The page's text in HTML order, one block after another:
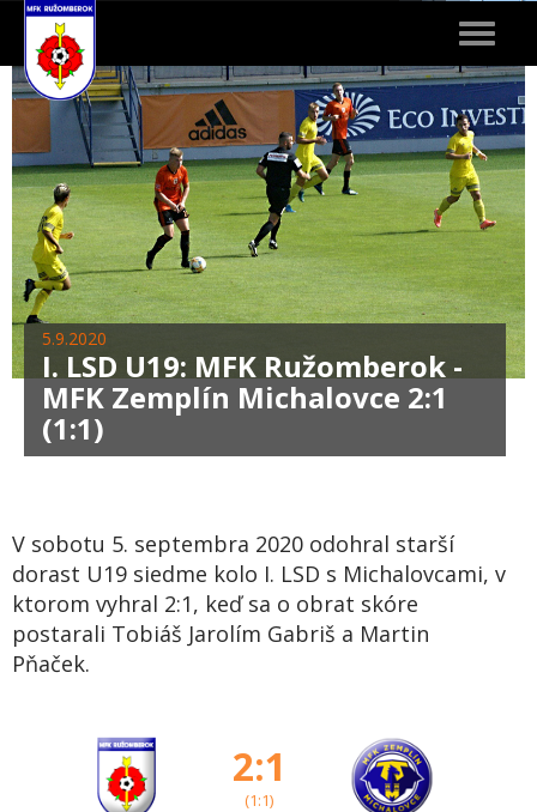
Toggle
5.9.2020
I. LSD U19: MFK Ružomberok -
MFK Zemplín Michalovce 2:1
(1:1)
V sobotu 5. septembra 2020 odohral starší
dorast U19 siedme kolo I. LSD s Michalovcami, v
ktorom vyhral 2:1, keď sa o obrat skóre
postarali Tobiáš Jarolím Gabriš a Martin
Pňaček.
2:1
(1:1)